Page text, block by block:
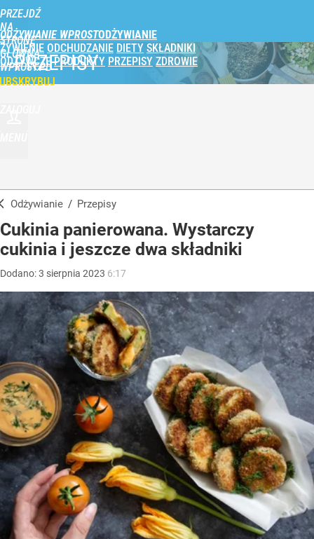
PRZEJDŹ
NA
STRONĘ
GŁÓWNĄ
WPROST.PL
ODŻYWIANIE WPROST
ŻYWIENIE ODCHUDZANIE DIETY SKŁADNIKI
ODŻYWCZE PRODUKTY PRZEPISY ZDROWIE
PRZEPISY
Odżywianie / Przepisy
Cukinia panierowana. Wystarczy
cukinia i jeszcze dwa składniki
Dodano:3 sierpnia 2023 6:17